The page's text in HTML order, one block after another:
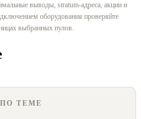
выводы, stratum-адреса, акции и
оборудования проверяйте
выбранных пулов.
ТЕМЕ